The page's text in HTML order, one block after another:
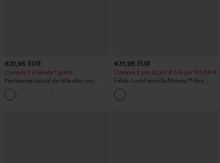
€31,95 EUR
Compra 2 y llévate 1 gratis
Pantalones casual de talle alto con
cordón, pernera ancha, en mezcla de
lino y con bolsillos
€31,95 EUR
Compra 2 por 52,62 € o 4 por 105,24 €.
Falda-Lucid tenis Softlyzero™ Airy
cruzado tacto fresco bolsillo lateral 2 en
1 -UPF50+